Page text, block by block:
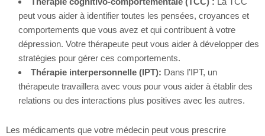
peut vous aider à identifier toutes les pensées, croyances et
comportements que vous avez et qui contribuent à votre
dépression. Votre thérapeute peut vous aider à développer des
stratégies pour gérer ces comportements.
Thérapie interpersonnelle (IPT): Dans l’IPT, un
thérapeute travaillera avec vous pour vous aider à établir des
relations ou des interactions plus positives avec les autres.
Les médicaments que votre médecin peut vous prescrire